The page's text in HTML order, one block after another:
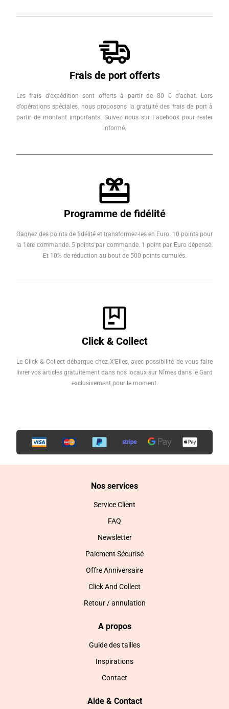
Frais de port offerts
Les frais d’expédition sont offerts à partir de 80 € d’achat. Lors
d’opérations spéciales, nous proposons la gratuité des frais de port à
partir de montant importants. Suivez nous sur Facebook pour rester
informé.
Programme de fidélité
Gagnez des points de fidélité et transformez-les en Euro. 10 points pour
la 1ère commande. 5 points par commande. 1 point par Euro dépensé.
Et 10% de réduction au bout de 500 points cumulés.
Click & Collect
Le Click & Collect débarque chez X'Elles, avec possibilité de vous faire
livrer vos articles gratuitement dans nos locaux sur Nîmes dans le Gard
exclusivement pour le moment.
Nos services
Service Client
FAQ
Newsletter
Paiement Sécurisé
Offre Anniversaire
Click And Collect
Retour / annulation
A propos
Guide des tailles
Inspirations
Contact
Aide & Contact